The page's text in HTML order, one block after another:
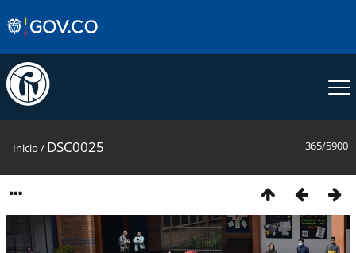
365/5900
Inicio / DSC0025